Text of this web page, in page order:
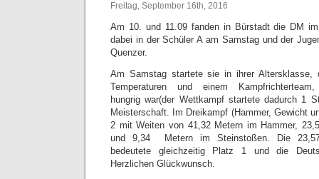
Freitag, September 16th, 2016
Am 10. und 11.09 fanden in Bürstadt die DM
dabei in der Schüler A am Samstag und der
Quenzer.
Am Samstag startete sie in ihrer Altersklasse,
Temperaturen und einem
hungrig war(der Wettkampf startete dadurch 1
Meisterschaft. Im Dreikampf (Hammer, Gewicht
2 mit Weiten von 41,32 Metern im Hammer,
und 9,34 Metern im Steinstoßen. Die
bedeutete gleichzeitig Platz 1 und die
Herzlichen Glückwunsch.